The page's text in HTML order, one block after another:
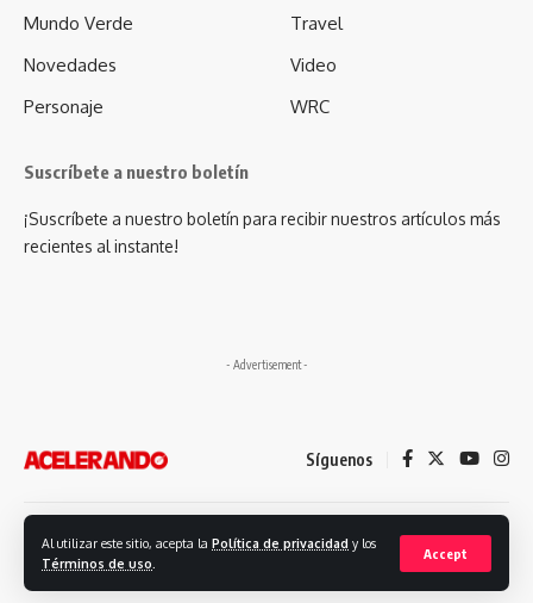
Al utilizar este sitio, acepta la Política de privacidad y los
Términos de uso
Accept
Mundo Verde
Novedades
Personaje
Travel
Video
WRC
Suscríbete a nuestro boletín
¡Suscríbete a nuestro boletín para recibir nuestros artículos más
recientes al instante!
- Advertisement -
Síguenos
© 2023. Revista Acelerando, Todos los derechos reservados